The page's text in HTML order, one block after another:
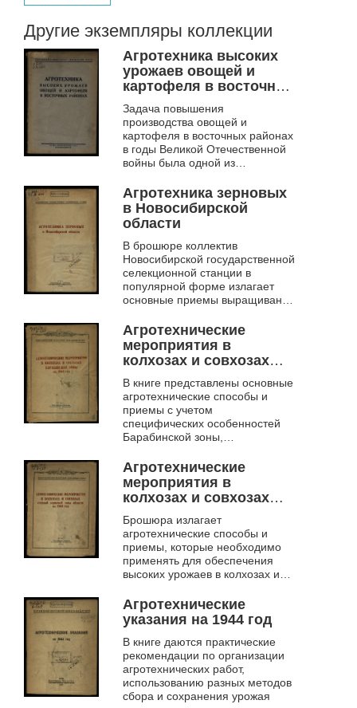
Другие экземпляры коллекции
Агротехника высоких
урожаев овощей и
картофеля в восточных
районах
Задача повышения
производства овощей и
картофеля в восточных районах
в годы Великой Отечественной
войны была одной из
сектора страны. В книге
излагаются агротехнические
основы ...
Агротехника зерновых
в Новосибирской
области
В брошюре коллектив
Новосибирской государственной
селекционной станции в
популярной форме излагает
основные приемы выращивания
которые вытекают из опыта
стахановцев сельског...
Агротехнические
мероприятия в
колхозах и совхозах
Барабинской зоны на
1944 год
В книге представлены основные
агротехнические способы и
приемы с учетом
специфических особенностей
Барабинской зоны,
производительности
Агротехнические
мероприятия в
колхозах и совхозах
степной зерновой зоны
области на 1944 год
Брошюра излагает
агротехнические способы и
приемы, которые необходимо
применять для обеспечения
высоких урожаев в колхозах и
Агротехнические
указания на 1944 год
В книге даются практические
рекомендации по организации
агротехнических работ,
использованию разных методов
сбора и сохранения урожая